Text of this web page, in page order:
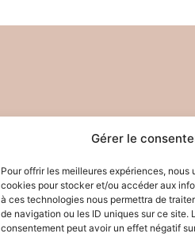
Gérer le
Pour offrir les meilleures expériences,
cookies pour stocker et/ou accéder aux
à ces technologies nous permettra de
de navigation ou les ID uniques sur ce site.
consentement peut avoir un effet négatif